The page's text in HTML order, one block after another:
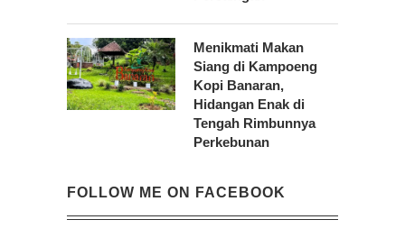
Menikmati Makan
Siang di Kampoeng
Kopi Banaran,
Hidangan Enak di
Tengah Rimbunnya
Perkebunan
FOLLOW ME ON FACEBOOK